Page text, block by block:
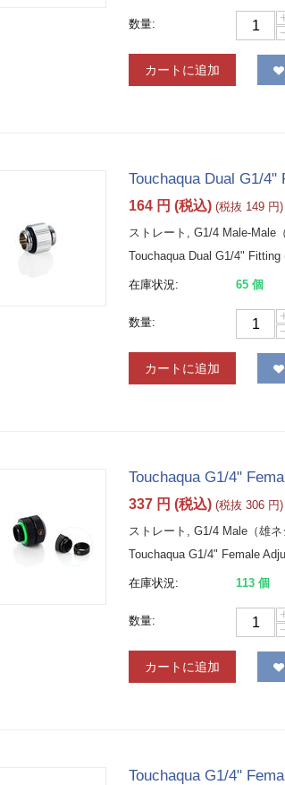
数量:
カートに追加
Touchaqua Dual G1/
164 円 (税込) (税抜 149 円)
ストレート, G1/4 Male-Male
Touchaqua Dual G1/4" Fitting
在庫状況: 65 個
数量:
カートに追加
Touchaqua G1/4"
337 円 (税込) (税抜306 円)
ストレート, G1/4 Male（雄
Touchaqua G1/4" Female
在庫状況: 113 個
数量:
カートに追加
Touchaqua G1/4"